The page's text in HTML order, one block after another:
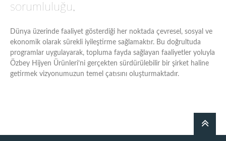
sorumluluğu,
Dünya üzerinde faaliyet gösterdiği her noktada çevresel, sosyal ve
ekonomik olarak sürekli iyileştirme sağlamaktır. Bu doğrultuda
programlar uygulayarak, topluma fayda sağlayan faaliyetler yoluyla
Özbey Hijyen Ürünleri’ni gerçekten sürdürülebilir bir şirket haline
getirmek vizyonumuzun temel çatısını oluşturmaktadır.